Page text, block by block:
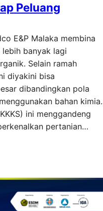
Peluang
E&P Malaka membina
banyak lagi
Selain ramah
diyakini bisa
dibandingkan pola
bahan kimia.
ini menggandeng
pertanian…